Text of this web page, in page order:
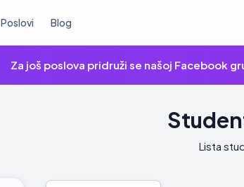
Poslovi Blog
Za još poslova pridruži se našoj Facebook
Lista